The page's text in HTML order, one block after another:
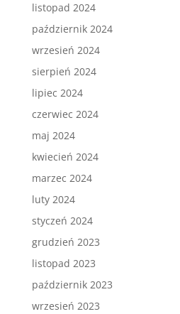
listopad 2024
październik 2024
wrzesień 2024
sierpień 2024
lipiec 2024
czerwiec 2024
maj 2024
kwiecień 2024
marzec 2024
luty 2024
styczeń 2024
grudzień 2023
listopad 2023
październik 2023
wrzesień 2023